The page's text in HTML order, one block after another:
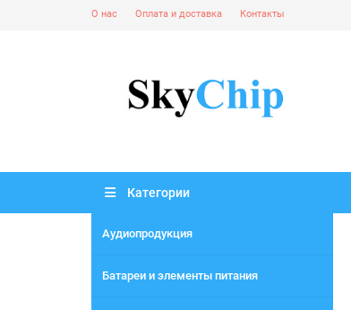
О нас Оплата и доставка Контакты
Категории
Аудиопродукция
Батареи и элементы питания